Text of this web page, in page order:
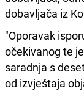
dobavljača iz
"Oporavak
očekivanog te
saradnja s
od izvještaja